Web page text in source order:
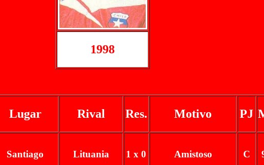
1998
Lugar Rival Res. Motivo PJ
Santiago Lituania 1 x 0 Amistoso C